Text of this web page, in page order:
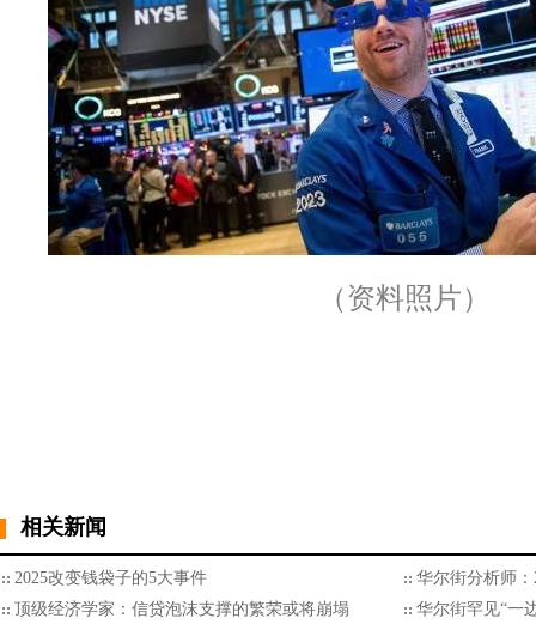
（资料照片）
相关新闻
2025改变钱袋子的5大事件
华尔街分析师
顶级经济学家：信贷泡沫支撑的繁荣或将崩塌
华尔街罕见“一